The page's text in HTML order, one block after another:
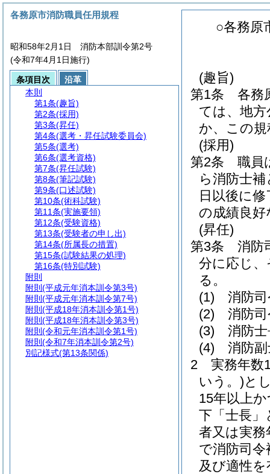
○各務原
(趣旨)
第1条
各務
ては、地方
か、この
(採用)
第2条
職員
ら消防士
日以後に
の成績良
(昇任)
第3条
消防
分に応じ
る。
(1)
消防
(2)
消防
(3)
消防
(4)
消防
2
実務年数
いう。)と
15年以上
下「士長」
者又は実務
で消防司令
及び適性
各務原市消防職員任用規程
昭和58年2月1日 消防本部訓令第2号
(令和7年4月1日施行)
条項目次
沿革
本則
第1条(趣旨)
第2条(採用)
第3条(昇任)
第4条(選考・昇任試験委員会)
第5条(選考)
第6条(選考資格)
第7条(昇任試験)
第8条(筆記試験)
第9条(口述試験)
第10条(術科試験)
第11条(実施要領)
第12条(受験資格)
第13条(受験者の申し出)
第14条(所属長の措置)
第15条(試験結果の処理)
第16条(特別試験)
附則
附則 (平成元年消本訓令第3号)
附則 (平成元年消本訓令第7号)
附則 (平成18年消本訓令第1号)
附則 (平成18年消本訓令第3号)
附則 (令和元年消本訓令第1号)
附則 (令和7年消本訓令第2号)
別記様式(第13条関係)